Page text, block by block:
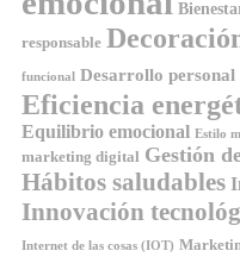
responsable
funcional Desarrollo personal
Eficiencia
Equilibrio emocional Estilo
marketing digital Gestión
Hábitos saludables
Innovación
Internet de las cosas (IOT)